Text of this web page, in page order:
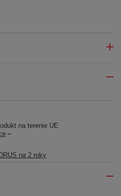
na terenie UE
na 2 roky